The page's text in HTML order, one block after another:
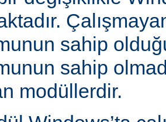
sahip
sahip
modüllerdir.